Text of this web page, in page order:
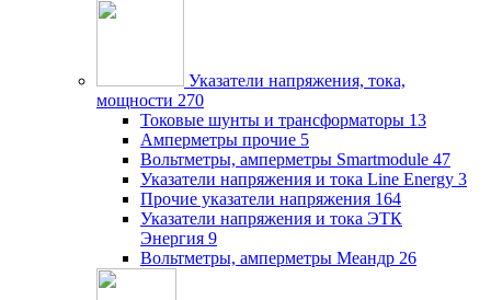
Указатели напряжения, тока,
мощности 270
Токовые шунты и трансформаторы 13
Амперметры прочие 5
Вольтметры, амперметры Smartmodule 47
Указатели напряжения и тока Line Energy 3
Прочие указатели напряжения 164
Указатели напряжения и тока ЭТК
Энергия 9
Вольтметры, амперметры Меандр 26